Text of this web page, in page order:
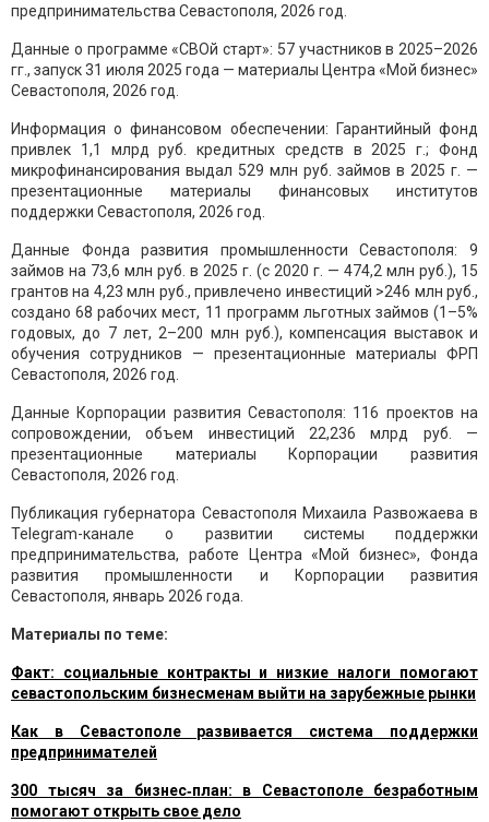
предпринимательства Севастополя, 2026 год.
Данные о программе «СВОй старт»: 57 участников в 2025–2026
гг., запуск 31 июля 2025 года — материалы Центра «Мой бизнес»
Севастополя, 2026 год.
Информация о финансовом обеспечении: Гарантийный фонд
привлек 1,1 млрд руб. кредитных средств в 2025 г.; Фонд
микрофинансирования выдал 529 млн руб. займов в 2025 г. —
презентационные материалы финансовых институтов
поддержки Севастополя, 2026 год.
Данные Фонда развития промышленности Севастополя: 9
займов на 73,6 млн руб. в 2025 г. (с 2020 г. — 474,2 млн руб.), 15
грантов на 4,23 млн руб., привлечено инвестиций >246 млн руб.,
создано 68 рабочих мест, 11 программ льготных займов (1–5%
годовых, до 7 лет, 2–200 млн руб.), компенсация выставок и
обучения сотрудников — презентационные материалы ФРП
Севастополя, 2026 год.
Данные Корпорации развития Севастополя: 116 проектов на
сопровождении, объем инвестиций 22,236 млрд руб. —
презентационные материалы Корпорации развития
Севастополя, 2026 год.
Публикация губернатора Севастополя Михаила Развожаева в
Telegram-канале о развитии системы поддержки
предпринимательства, работе Центра «Мой бизнес», Фонда
развития промышленности и Корпорации развития
Севастополя, январь 2026 года.
Материалы по теме:
Факт: социальные контракты и низкие налоги помогают
севастопольским бизнесменам выйти на зарубежные рынки
Как в Севастополе развивается система поддержки
предпринимателей
300 тысяч за бизнес‑план: в Севастополе безработным
помогают открыть свое дело